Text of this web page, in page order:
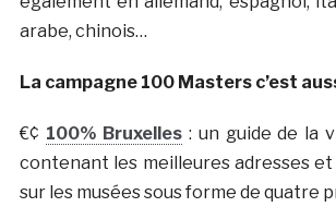
arabe, chinois…
La campagne 100 Masters c’est
€¢ 100% Bruxelles: un guide de la
contenant les meilleures adresses
sur les musées sous forme de quatre